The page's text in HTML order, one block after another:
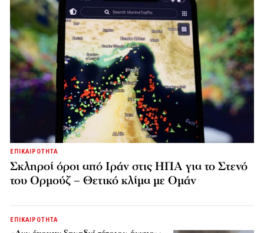
ΕΠΙΚΑΙΡΟΤΗΤΑ
Σκληροί όροι από Ιράν στις ΗΠΑ για το Στενό
του Ορμούζ – Θετικό κλίμα με Ομάν
ΕΠΙΚΑΙΡΟΤΗΤΑ